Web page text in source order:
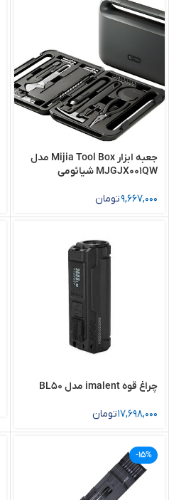
جعبه ابزار Mijia Tool Box مدل
MJGJX001QW شیائومی
9,667,000تومان
چراغ قوه imalent مدل BL50
17,698,000تومان
-15%